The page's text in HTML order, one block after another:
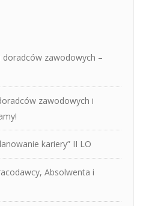
zawodowych –
zawodowych i
kariery” II LO
Absolwenta i